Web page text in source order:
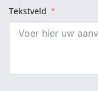
Tekstveld